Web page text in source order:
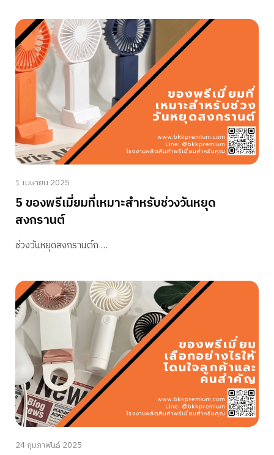
1 เมษายน 2025
5 ของพรีเมี่ยมที่เหมาะสำหรับช่วงวันหยุด
สงกรานต์
ช่วงวันหยุดสงกรานต์ถ …
24 กุมภาพันธ์ 2025